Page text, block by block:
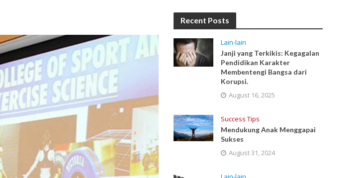
Recent Posts
Lain-lain
Janji yang Terkikis: Kegagalan
Pendidikan Karakter
Membentengi Bangsa dari
Korupsi.
August 16, 2025
Success Tips
Mendukung Anak Menggapai
Sukses
August 31, 2024